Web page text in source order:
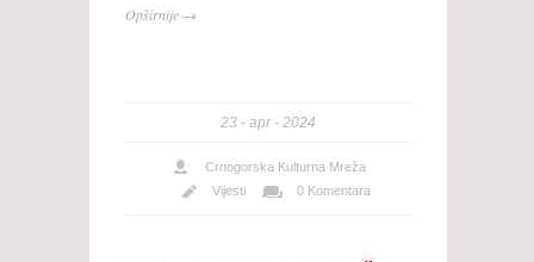
Opširnije →
23 apr 2024
Crnogorska Kulturna Mreža
Vijesti
0 Komentara